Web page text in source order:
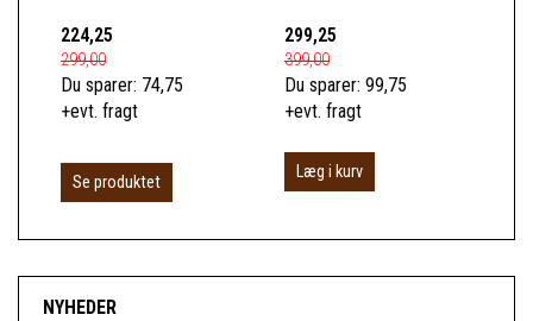
224,25
299,00
Du sparer: 74,75
+evt. fragt
Se produktet
299,25
399,00
Du sparer: 99,75
+evt. fragt
Læg i kurv
NYHEDER